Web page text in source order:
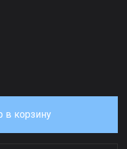
в корзину